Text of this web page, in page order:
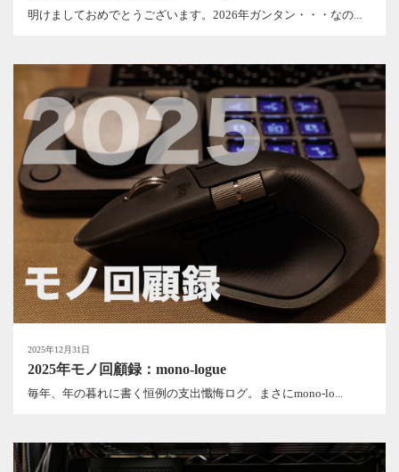
明けましておめでとうございます。2026年ガンタン・・・なの...
2025年12月31日
2025年モノ回顧録：mono-logue
毎年、年の暮れに書く恒例の支出懺悔ログ。まさにmono-lo...